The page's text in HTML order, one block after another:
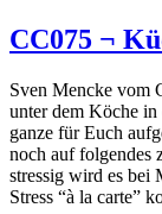
CC075 ¬
Sven Mencke vom
unter dem Köche in
ganze für Euch
noch auf folgendes
stressig wird es bei
Stress “à la carte”